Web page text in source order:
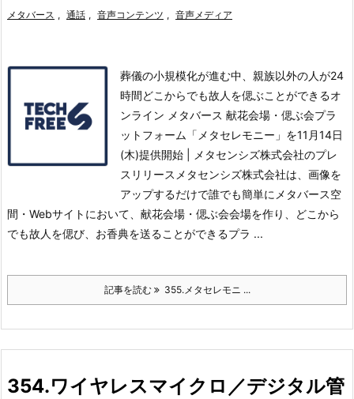
メタバース , 通話 , 音声コンテンツ , 音声メディア
葬儀の小規模化が進む中、親族以外の人が24
時間どこからでも故人を偲ぶことができるオ
ンライン メタバース 献花会場・偲ぶ会プラ
ットフォーム「メタセレモニー」を11月14日
(木)提供開始 | メタセンシズ株式会社のプレ
スリリースメタセンシズ株式会社は、画像を
アップするだけで誰でも簡単にメタバース空
間・Webサイトにおいて、献花会場・偲ぶ会会場を作り、どこから
でも故人を偲び、お香典を送ることができるプラ ...
記事を読む 355.メタセレモニ ...
354.ワイヤレスマイクロ／デジタル管